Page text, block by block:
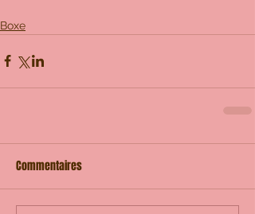
Boxe
Commentaires